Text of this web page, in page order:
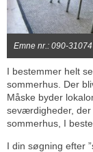
Emne nr.: 090-31074
I bestemmer helt
sommerhus. Der
Måske byder
seværdigheder, der
sommerhus, I
I din søgning efter